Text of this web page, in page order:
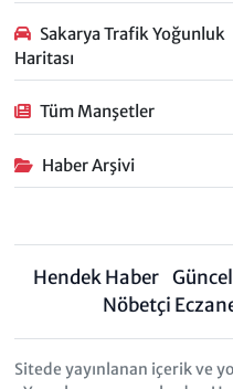
Sakarya Trafik Yoğunluk
Haritası
Tüm Manşetler
Haber Arşivi
Hendek Haber
Nöbetçi
Sitede yayınlanan içerik ve